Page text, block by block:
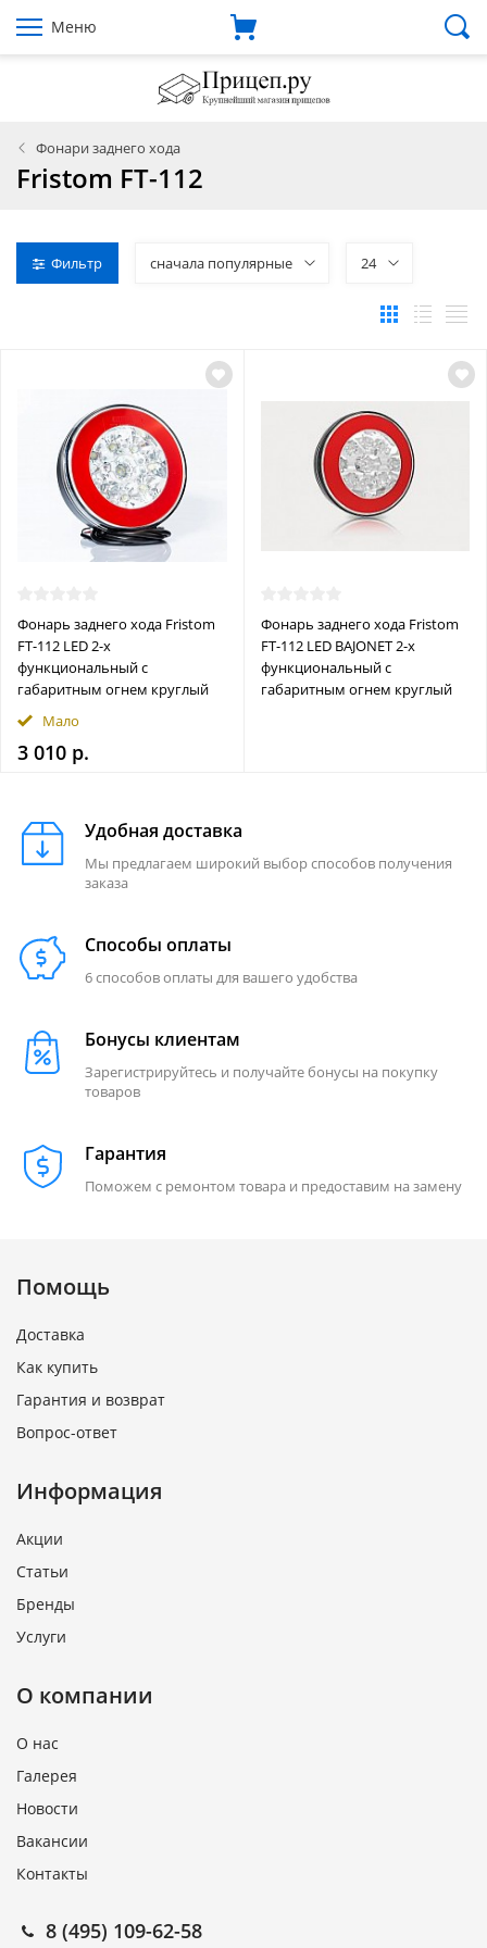
Меню
Фонари заднего хода
Fristom FT-112
Фильтр сначала популярные 24
Фонарь заднего хода Fristom
FT-112 LED 2-х
функциональный с
габаритным огнем круглый
Мало
3 010 р.
Фонарь заднего хода Fristom
FT-112 LED BAJONET 2-х
функциональный с
габаритным огнем круглый
Удобная доставка
Мы предлагаем широкий выбор способов получения
заказа
Способы оплаты
6 способов оплаты для вашего удобства
Бонусы клиентам
Зарегистрируйтесь и получайте бонусы на покупку
товаров
Гарантия
Поможем с ремонтом товара и предоставим на замену
Помощь
Доставка
Как купить
Гарантия и возврат
Вопрос-ответ
Информация
Акции
Статьи
Бренды
Услуги
О компании
О нас
Галерея
Новости
Вакансии
Контакты
8 (495) 109-62-58